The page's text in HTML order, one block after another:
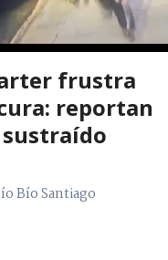
frustra
reportan
Bío Santiago